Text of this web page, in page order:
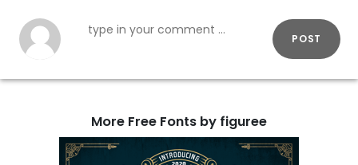
POST
More Free Fonts by figuree